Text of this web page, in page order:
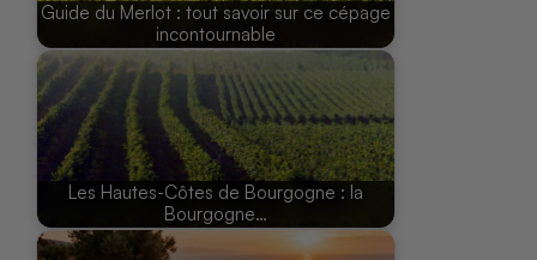
Guide du Merlot : tout savoir sur ce cépage
incontournable
Les Hautes-Côtes de Bourgogne : la
Bourgogne…